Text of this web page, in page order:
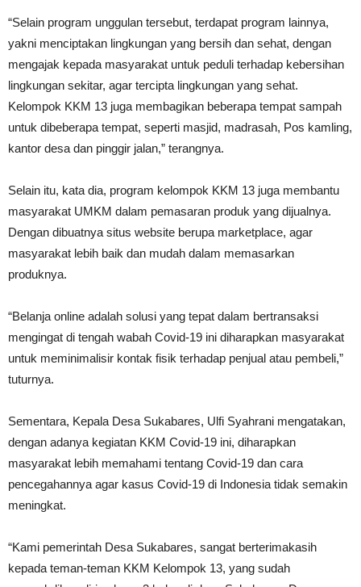
“Selain program unggulan tersebut, terdapat program lainnya,
yakni menciptakan lingkungan yang bersih dan sehat, dengan
mengajak kepada masyarakat untuk peduli terhadap kebersihan
lingkungan sekitar, agar tercipta lingkungan yang sehat.
Kelompok KKM 13 juga membagikan beberapa tempat sampah
untuk dibeberapa tempat, seperti masjid, madrasah, Pos kamling,
kantor desa dan pinggir jalan,” terangnya.
Selain itu, kata dia, program kelompok KKM 13 juga membantu
masyarakat UMKM dalam pemasaran produk yang dijualnya.
Dengan dibuatnya situs website berupa marketplace, agar
masyarakat lebih baik dan mudah dalam memasarkan
produknya.
“Belanja online adalah solusi yang tepat dalam bertransaksi
mengingat di tengah wabah Covid-19 ini diharapkan masyarakat
untuk meminimalisir kontak fisik terhadap penjual atau pembeli,”
tuturnya.
Sementara, Kepala Desa Sukabares, Ulfi Syahrani mengatakan,
dengan adanya kegiatan KKM Covid-19 ini, diharapkan
masyarakat lebih memahami tentang Covid-19 dan cara
pencegahannya agar kasus Covid-19 di Indonesia tidak semakin
meningkat.
“Kami pemerintah Desa Sukabares, sangat berterimakasih
kepada teman-teman KKM Kelompok 13, yang sudah